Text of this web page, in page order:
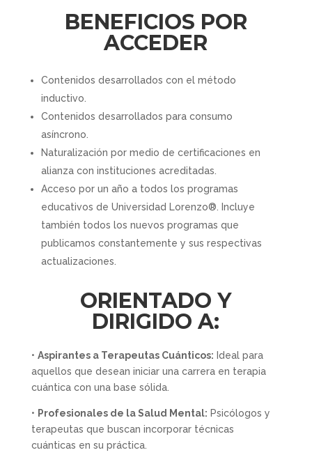
BENEFICIOS POR
ACCEDER
Contenidos desarrollados con el método
inductivo.
Contenidos desarrollados para consumo
asíncrono.
Naturalización por medio de certificaciones en
alianza con instituciones acreditadas.
Acceso por un año a todos los programas
educativos de Universidad Lorenzo®. Incluye
también todos los nuevos programas que
publicamos constantemente y sus respectivas
actualizaciones.
ORIENTADO Y
DIRIGIDO A:
• Aspirantes a Terapeutas Cuánticos: Ideal para
aquellos que desean iniciar una carrera en terapia
cuántica con una base sólida.
• Profesionales de la Salud Mental: Psicólogos y
terapeutas que buscan incorporar técnicas
cuánticas en su práctica.